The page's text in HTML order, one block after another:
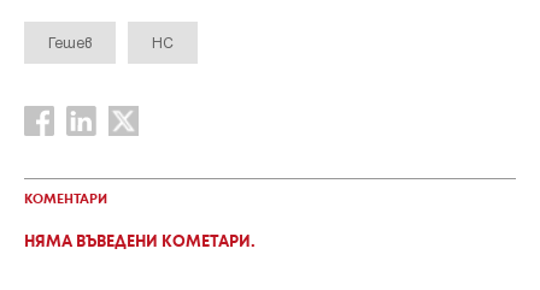
Гешев НС
КОМЕНТАРИ
НЯМА ВЪВЕДЕНИ КОМЕТАРИ.